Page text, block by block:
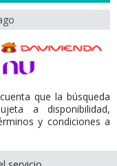
que la búsqueda
a disponibilidad,
y condiciones a